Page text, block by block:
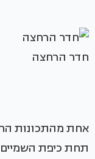
חדר הרחצה
אחת מהתכונות
תחת כיפת